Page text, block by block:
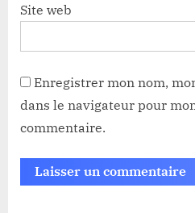
Site web
Enregistrer mon nom,
dans le navigateur pour
commentaire.